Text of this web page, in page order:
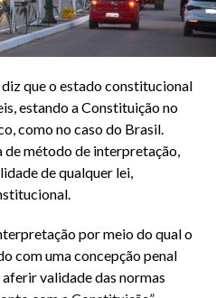
que o estado constitucional
estando a Constituição no
como no caso do Brasil.
de método de interpretação,
de qualquer lei,
por meio do qual o
com uma concepção penal
validade das normas